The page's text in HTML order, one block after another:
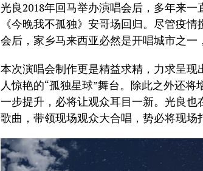
光良2018年回马举办演唱会后，多年来
《今晚我不孤独》安哥场回归。尽管疫
会后，家乡马来西亚必然是开唱城市之一
本次演唱会制作更是精益求精，力求呈
人惊艳的“孤独星球”舞台。除此之外还
一步提升，必将让观众耳目一新。光良
歌曲，带领现场观众大合唱，势必将现场